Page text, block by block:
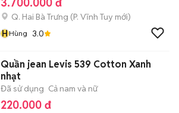
Q. Hai Bà Trưng (P. Vĩnh Tuy mới)
HHùng 3.0
Quần jean Levis 539 Cotton Xanh
nhạt
Đã sử dụng Cả nam và nữ
220.000 đ